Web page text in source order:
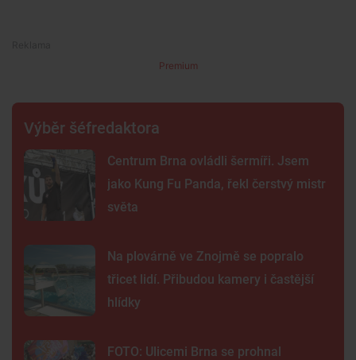
Premium
Výběr šéfredaktora
Centrum Brna ovládli šermíři. Jsem
jako Kung Fu Panda, řekl čerstvý mistr
světa
Na plovárně ve Znojmě se popralo
třicet lidí. Přibudou kamery i častější
hlídky
FOTO: Ulicemi Brna se prohnal